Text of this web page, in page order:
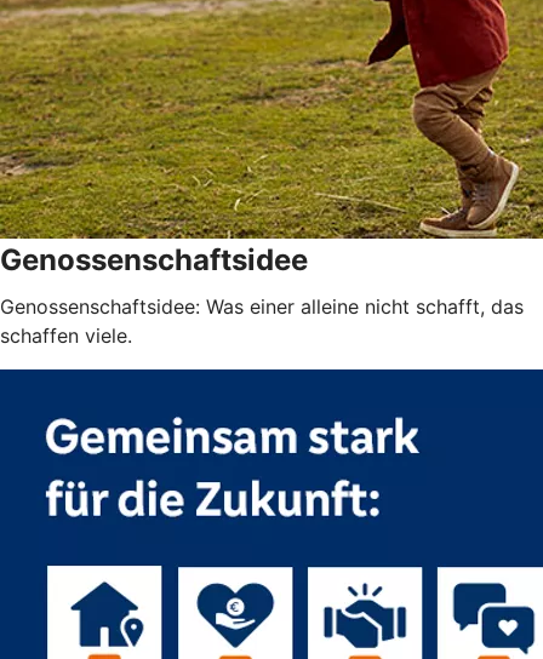
Genossenschaftsidee
Genossenschaftsidee: Was einer alleine nicht schafft, das
schaffen viele.